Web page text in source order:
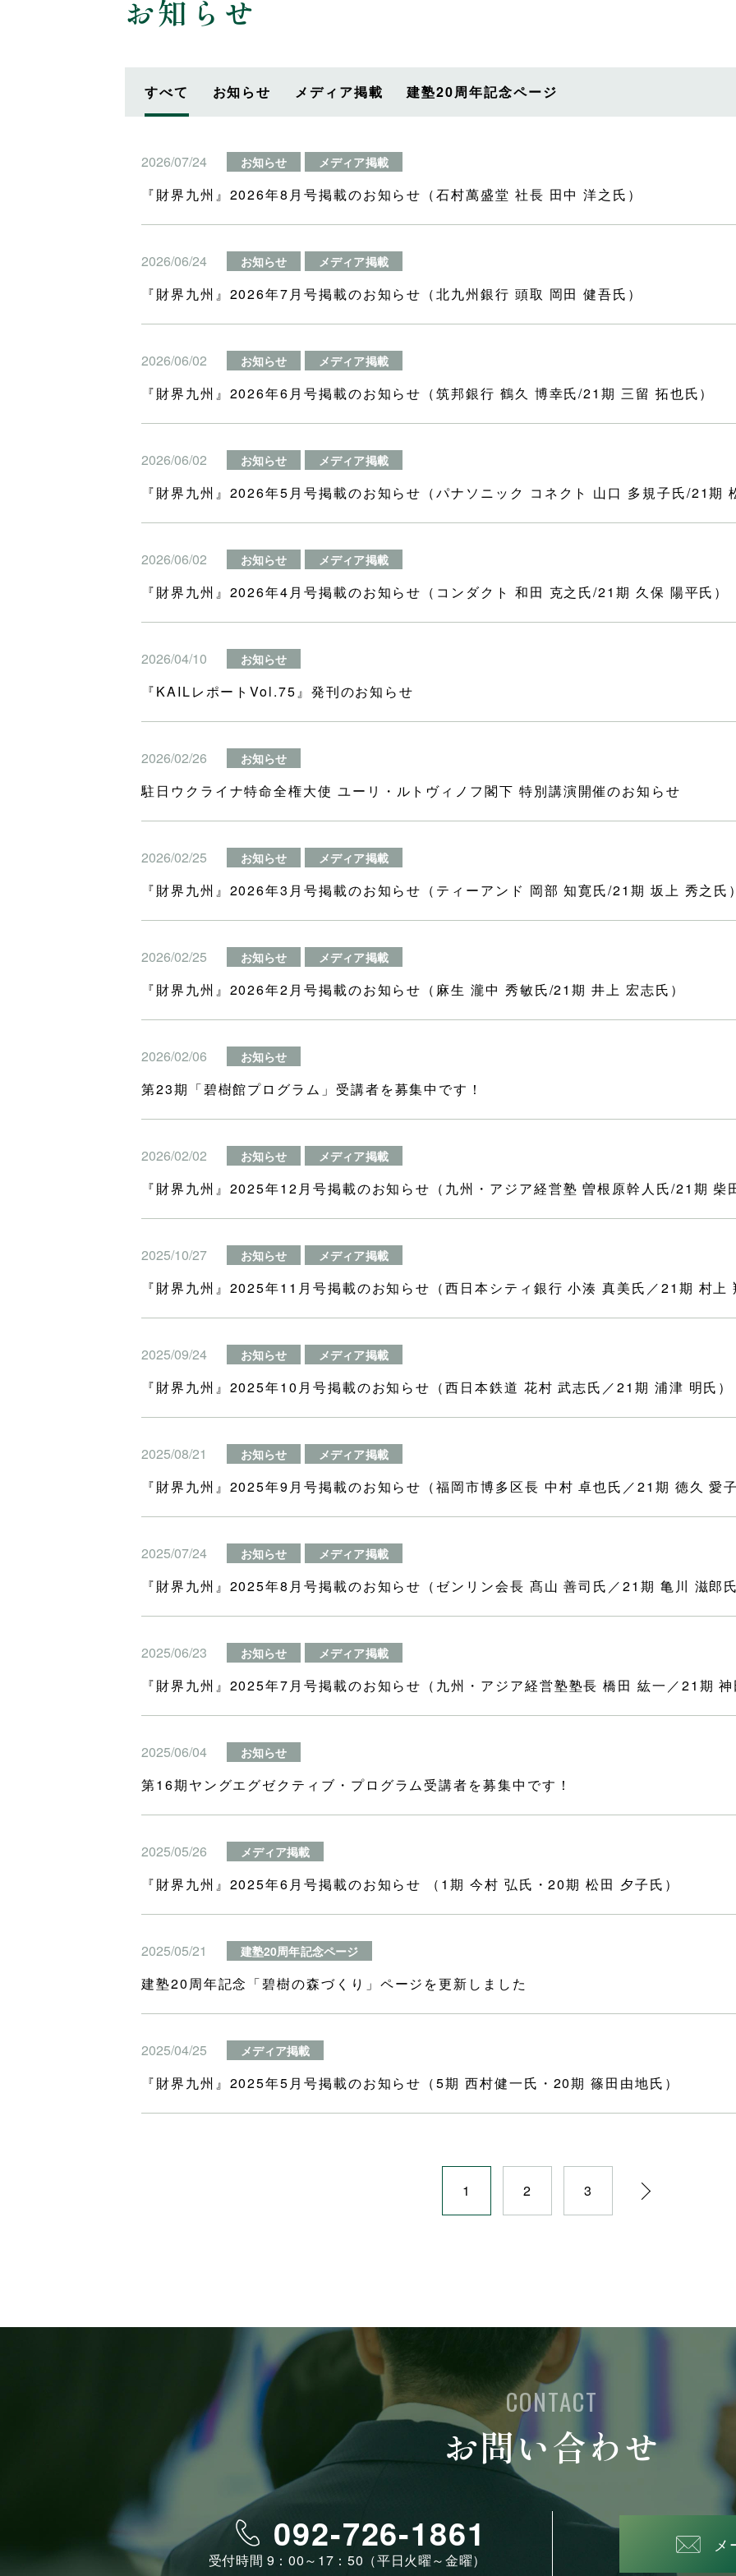
お知らせ
すべて お知らせ メディア掲載 建塾20周年記念ページ
2026/07/24 お知らせ メディア掲載
『財界九州』2026年8月号掲載のお知らせ（石村萬盛堂 社長 田中 洋之氏）
2026/06/24 お知らせ メディア掲載
『財界九州』2026年7月号掲載のお知らせ（北九州銀行 頭取 岡田 健吾氏）
2026/06/02 お知らせ メディア掲載
『財界九州』2026年6月号掲載のお知らせ（筑邦銀行 鶴久 博幸氏/21期 三留 拓也氏）
2026/06/02 お知らせ メディア掲載
『財界九州』2026年5月号掲載のお知らせ（パナソニック コネクト 山口 多規子氏/21期
2026/06/02 お知らせ メディア掲載
『財界九州』2026年4月号掲載のお知らせ（コンダクト 和田 克之氏/21期 久保 陽平氏）
2026/04/10 お知らせ
『KAILレポートVol.75』発刊のお知らせ
2026/02/26 お知らせ
駐日ウクライナ特命全権大使 ユーリ・ルトヴィノフ閣下 特別講演開催のお知らせ
2026/02/25 お知らせ メディア掲載
『財界九州』2026年3月号掲載のお知らせ（ティーアンド 岡部 知寛氏/21期 坂上 秀之氏
2026/02/25 お知らせ メディア掲載
『財界九州』2026年2月号掲載のお知らせ（麻生 瀧中 秀敏氏/21期 井上 宏志氏）
2026/02/06 お知らせ
第23期「碧樹館プログラム」受講者を募集中です！
2026/02/02 お知らせ メディア掲載
『財界九州』2025年12月号掲載のお知らせ（九州・アジア経営塾 曽根原幹人氏/21期 柴
2025/10/27 お知らせ メディア掲載
『財界九州』2025年11月号掲載のお知らせ（西日本シティ銀行 小湊 真美氏／21期 村上
2025/09/24 お知らせ メディア掲載
『財界九州』2025年10月号掲載のお知らせ（西日本鉄道 花村 武志氏／21期 浦津 明氏）
2025/08/21 お知らせ メディア掲載
『財界九州』2025年9月号掲載のお知らせ（福岡市博多区長 中村 卓也氏／21期 徳久 愛
2025/07/24 お知らせ メディア掲載
『財界九州』2025年8月号掲載のお知らせ（ゼンリン会長 髙山 善司氏／21期 亀川 滋郎
2025/06/23 お知らせ メディア掲載
『財界九州』2025年7月号掲載のお知らせ（九州・アジア経営塾塾長 橋田 紘一／21期
2025/06/04 お知らせ
第16期ヤングエグゼクティブ・プログラム受講者を募集中です！
2025/05/26 メディア掲載
『財界九州』2025年6月号掲載のお知らせ （1期 今村 弘氏・20期 松田 夕子氏）
2025/05/21 建塾20周年記念ページ
建塾20周年記念「碧樹の森づくり」ページを更新しました
2025/04/25 メディア掲載
『財界九州』2025年5月号掲載のお知らせ（5期 西村健一氏・20期 篠田由地氏）
1 2 3 »
CONTACT
お問い合わせ
092-726-1861
受付時間 9：00～17：50（平日火曜～金曜）